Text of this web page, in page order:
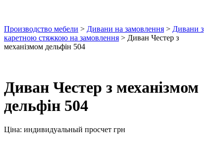
Производство мебели > Дивани на замовлення > Дивани з
каретною стяжкою на замовлення > Диван Честер з
механізмом дельфін 504
Диван Честер з механізмом
дельфін 504
Ціна: индивидуальный просчет грн